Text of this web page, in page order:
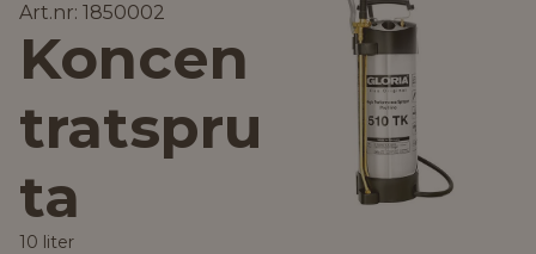
Art.nr: 1850002
Koncen
tratspru
ta
10 liter